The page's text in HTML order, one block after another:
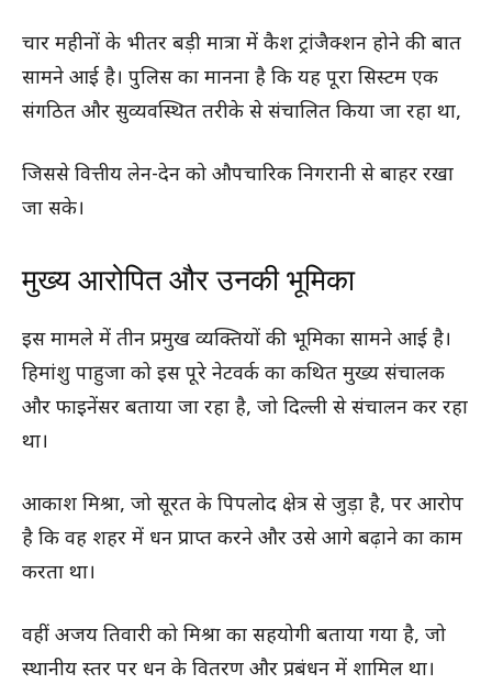
चार महीनों के भीतर बड़ी मात्रा में कैश ट्रांजैक्शन होने की बात
सामने आई है। पुलिस का मानना है कि यह पूरा सिस्टम एक
संगठित और सुव्यवस्थित तरीके से संचालित किया जा रहा था,
जिससे वित्तीय लेन-देन को औपचारिक निगरानी से बाहर रखा
जा सके।
मुख्य आरोपित और उनकी भूमिका
इस मामले में तीन प्रमुख व्यक्तियों की भूमिका सामने आई है।
हिमांशु पाहुजा को इस पूरे नेटवर्क का कथित मुख्य संचालक
और फाइनेंसर बताया जा रहा है, जो दिल्ली से संचालन कर रहा
था।
आकाश मिश्रा, जो सूरत के पिपलोद क्षेत्र से जुड़ा है, पर आरोप
है कि वह शहर में धन प्राप्त करने और उसे आगे बढ़ाने का काम
करता था।
वहीं अजय तिवारी को मिश्रा का सहयोगी बताया गया है, जो
स्थानीय स्तर पर धन के वितरण और प्रबंधन में शामिल था।